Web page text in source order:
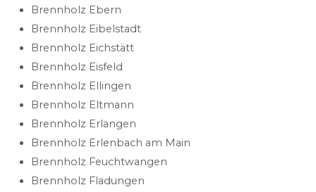
Brennholz Ebern
Brennholz Eibelstadt
Brennholz Eichstätt
Brennholz Eisfeld
Brennholz Ellingen
Brennholz Eltmann
Brennholz Erlangen
Brennholz Erlenbach am Main
Brennholz Feuchtwangen
Brennholz Fladungen